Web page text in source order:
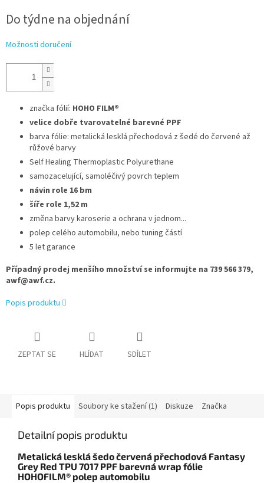
Do týdne na objednání
Možnosti doručení
značka fólií: HOHO FILM®
velice dobře tvarovatelné barevné PPF
barva fólie: metalická lesklá přechodová z šedé do červené až
růžové barvy
Self Healing Thermoplastic Polyurethane
samozacelující, samoléčivý povrch teplem
návin role 16 bm
šíře role 1,52 m
změna barvy karoserie a ochrana v jednom...
polep celého automobilu, nebo tuning částí
5 let garance
Případný prodej menšího množství se informujte na 739 566 379,
awf@awf.cz.
Popis produktu
ZEPTAT SE HLÍDAT SDÍLET
Popis produktu Soubory ke stažení (1) Diskuze Značka
Detailní popis produktu
Metalická lesklá šedo červená přechodová Fantasy
Grey Red TPU 7017 PPF barevná wrap fólie
HOHOFILM® polep automobilu